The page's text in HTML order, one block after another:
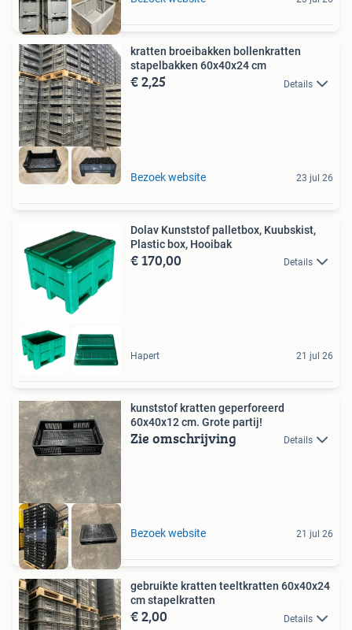
kratten broeibakken bollenkratten
stapelbakken 60x40x24 cm
€ 2,25 Details
Bezoek website 23 jul 26
Dolav Kunststof palletbox, Kuubskist,
Plastic box, Hooibak
€ 170,00 Details
Hapert 21 jul 26
kunststof kratten geperforeerd
60x40x12 cm. Grote partij!
Zie omschrijving Details
Bezoek website 21 jul 26
gebruikte kratten teeltkratten 60x40x24
cm stapelkratten
€ 2,00 Details